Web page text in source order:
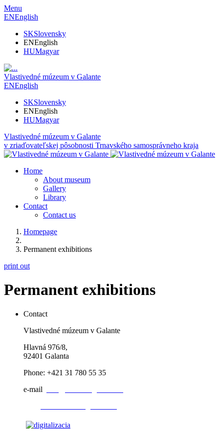
Menu
ENEnglish
SKSlovensky
ENEnglish
HUMagyar
Vlastivedné múzeum v Galante
ENEnglish
SKSlovensky
ENEnglish
HUMagyar
Vlastivedné múzeum v Galante
v zriaďovateľskej pôsobnosti Trnavského samosprávneho kraja
Home
About museum
Gallery
Library
Contact
Contact us
Homepage
Permanent exhibitions
print out
Permanent exhibitions
Contact
Vlastivedné múzeum v Galante
Hlavná 976/8,
92401 Galanta
Phone: +421 31 780 55 35
e-mail